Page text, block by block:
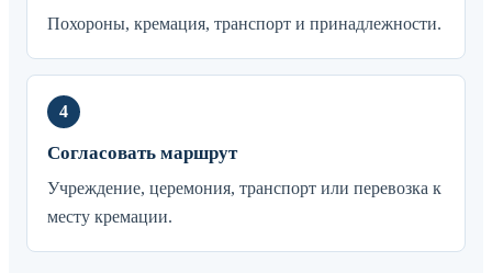
Похороны, кремация, транспорт и принадлежности.
Согласовать маршрут
Учреждение, церемония, транспорт или перевозка к
месту кремации.